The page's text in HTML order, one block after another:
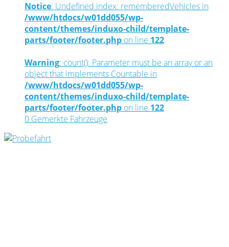
Notice: Undefined index: rememberedVehicles in
/www/htdocs/w01dd055/wp-
content/themes/induxo-child/template-
parts/footer/footer.php on line 122
Warning: count(): Parameter must be an array or an
object that implements Countable in
/www/htdocs/w01dd055/wp-
content/themes/induxo-child/template-
parts/footer/footer.php on line 122
0 Gemerkte Fahrzeuge